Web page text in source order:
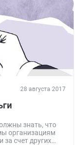
28 августа 2017
знать, что
организациям
за счет других